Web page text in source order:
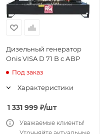
Дизельный генератор
Onis VISA D 71 B с АВР
Под заказ
Характеристики
1 331 999 ₽/шт
Уважаемые клиенты!